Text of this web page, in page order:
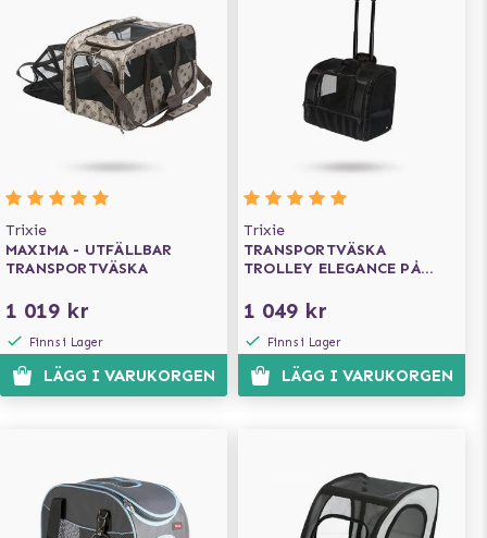
Trixie
MAXIMA - UTFÄLLBAR
TRANSPORTVÄSKA
1 019 kr
Finns i Lager
LÄGG I VARUKORGEN
Trixie
TRANSPORTVÄSKA
TROLLEY ELEGANCE PÅ
1 049 kr
Finns i Lager
LÄGG I VARUKORGEN